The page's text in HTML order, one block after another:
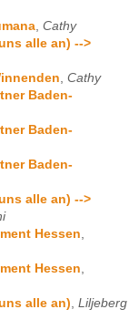
, Cathy
alle an) -->
, Cathy
Baden-
Baden-
Baden-
alle an) -->
Hessen,
Hessen,
alle an), Liljeberg